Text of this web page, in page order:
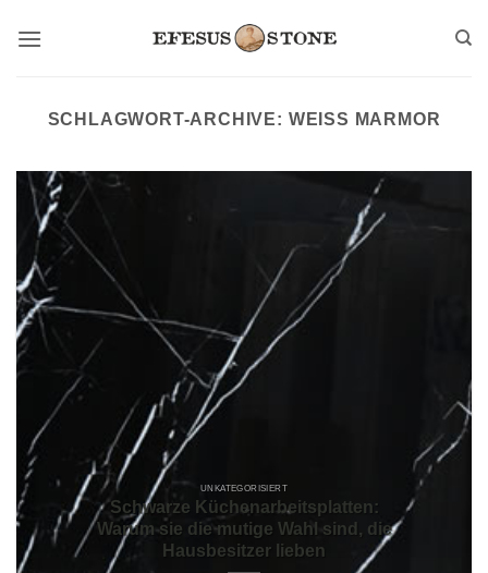
Inhalt
SCHLAGWORT-ARCHIVE: WEISS MARMOR
UNKATEGORISIERT
Schwarze Küchenarbeitsplatten:
Warum sie die mutige Wahl sind, die
Hausbesitzer lieben